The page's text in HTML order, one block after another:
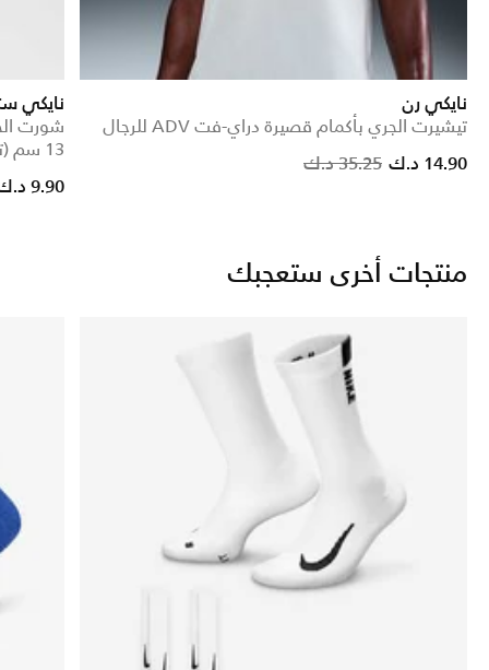
نايكي رن
تيشيرت الجري بأكمام قصيرة دراي-فت ADV للرجال
Price reduced from
35.25 د.ك to 14.90 د.ك
نايكي
شورت
13 سم (تقريبا)
9.90 د.ك
منتجات أخرى ستعجبك